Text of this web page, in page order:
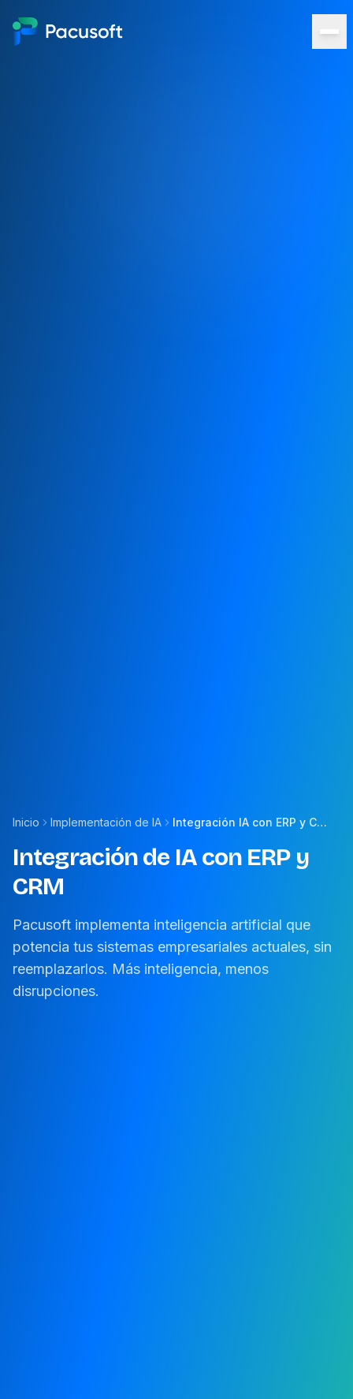
Inicio Implementación de IA Integración IA con ERP y CRM
Integración de IA con ERP y
CRM
Pacusoft implementa inteligencia artificial que
potencia tus sistemas empresariales actuales, sin
reemplazarlos. Más inteligencia, menos
disrupciones.